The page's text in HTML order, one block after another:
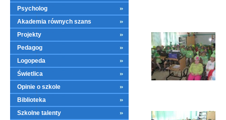
Psycholog
Akademia równych szans
Projekty
Pedagog
Logopeda
Świetlica
Opinie o szkole
Biblioteka
Szkolne talenty